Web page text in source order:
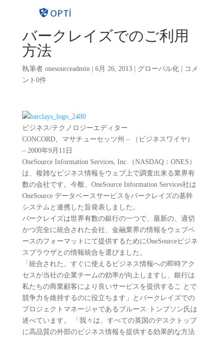
バークレイズでのご利用
方法
執筆者 onesourceadmin| 6月 26, 2013| グローバル化|
コメ
ント0件
ビジネス/テクノロジーエディター
CONCORD、マサチューセッツ州 – （ビジネスワイヤ）
– 2000年9月11日
OneSource Information Services, Inc.（NASDAQ：ONES）
は、複雑なビジネス情報をウェブ上で調査出来る業界有
数の会社です。今般、OneSource Information Services社は
OneSource データベースサービスをバークレイズの基幹
システムと連携した旨発表しました。
バークレイズは世界有数の銀行の一つで、最新の、適切
かつ完全に統合された会社、金融業界の情報をウェブベ
ースのフォーマットにて提供するためにOneSourceビジネ
スブラウザとの情報統合を選びました。
「統合された、すぐに使えるビジネス情報への即時アク
セスが当社の企業チームの効率が向上しますし、銀行は
私たちの商業顧客により良いサービスを提供するこ とで
競争力を維持するのに役立ちます」とバークレイズでの
プロジェクトマネージャであるブルース·トンプソン氏は
述べています。 「我々は、すべての英国のデスクトップ
に高品質の外部のビジネス情報を提供する効果的な方法